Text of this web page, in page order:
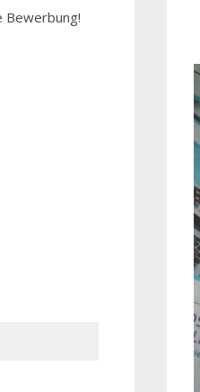
Bewerbung!